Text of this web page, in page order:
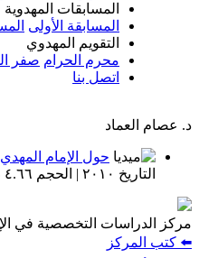
المسابقات المهدوية
المسابقة الأولى
التقويم المهدوي
محرم الحرام صفر
اتصل بنا
د. عصام العماد
حول الإمام
التاريخ ٢٠١٠ | الحجم ٤.٦٦ MB
مركز الدراسات التخصصية في
⬅️ كتب المركز